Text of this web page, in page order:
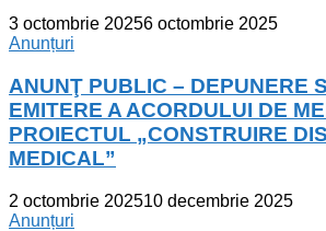
3 octombrie 20256 octombrie 2025
Anunțuri
ANUNŢ PUBLIC – DEPUNERE
EMITERE A ACORDULUI DE
PROIECTUL „CONSTRUIRE
MEDICAL”
2 octombrie 202510 decembrie 2025
Anunțuri